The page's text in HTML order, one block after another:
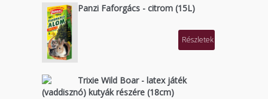
Panzi Faforgács - citrom (15L)
Részletek
Trixie Wild Boar - latex játék
(vaddisznó) kutyák részére (18cm)